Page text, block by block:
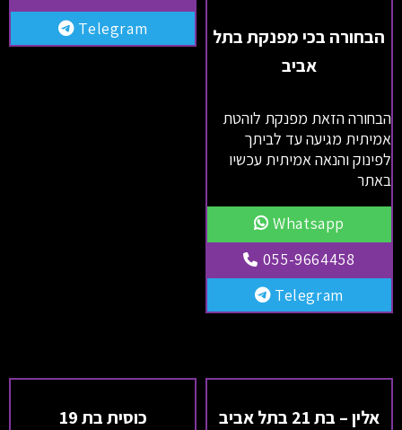
הבחורה בכי מפנקת בתל
אביב
הבחורה הזאת מפנקת לוהטת
אמיתית מגיעה עד לביתך
לפינוק והנאה אמיתית עכשיו
באתר
Whatsapp
055-9664458
Telegram
Telegram
אלין – בת 21 בתל אביב כוסית בת 19